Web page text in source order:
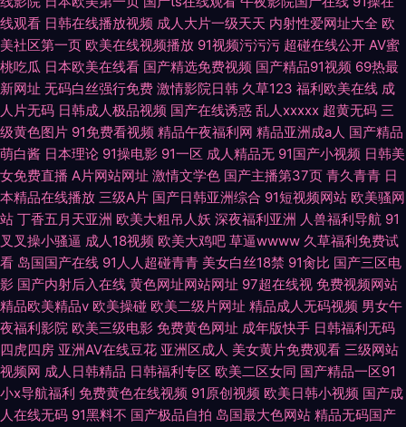
线观看 日韩在线播放视频 成人大片一级天天 内射性爱网址大全 欧
美社区第一页 欧美在线视频播放 91视频污污污 超碰在线公开 AV蜜
桃吃瓜 日本欧美在线看 国产精选免费视频 国产精品91视频 69热最
新网址 无码白丝强行免费 激情影院日韩 久草123 福利欧美在线 成
人片无码 日韩成人极品视频 国产在线诱惑 乱人xxxxx 超黄无码 三
级黄色图片 91免费看视频 精品午夜福利网 精品亚洲成a人 国产精品
萌白酱 日本理论 91操电影 91一区 成人精品无 91国产小视频 日韩美
女免费直播 A片网站网址 激情文学色 国产主播第37页 青久青青 日
本精品在线播放 三级A片 国产日韩亚洲综合 91短视频网站 欧美骚网
站 丁香五月天亚洲 欧美大粗吊人妖 深夜福利亚洲 人兽福利导航 91
叉叉操小骚逼 成人18视频 欧美大鸡吧 草逼wwww 久草福利免费试
看 岛国国产在线 91人人超碰青青 美女白丝18禁 91肏比 国产三区电
影 国产内射后入在线 黄色网址网站网址 97超在线视 免费视频网站
精品欧美精品v 欧美操碰 欧美二级片网址 精品成人无码视频 男女午
夜福利影院 欧美三级电影 免费黄色网址 成年版快手 日韩福利无码
四虎四房 亚洲AV在线豆花 亚洲区成人 美女黄片免费观看 三级网站
视频网 成人日韩精品 日韩福利专区 欧美二区女同 国产精品一区91
小x导航福利 免费黄色在线视频 91原创视频 欧美日韩小视频 国产成
人在线无码 91黑料不 国产极品自拍 岛国最大色网站 精品无码国产